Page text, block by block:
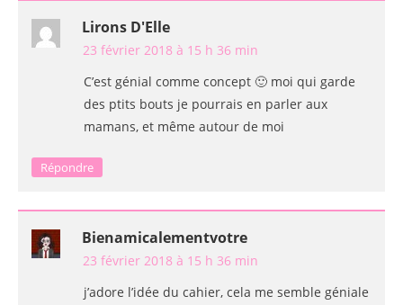
Lirons D'Elle
23 février 2018 à 15 h 36 min
C’est génial comme concept 🙂 moi qui garde
des ptits bouts je pourrais en parler aux
mamans, et même autour de moi
Répondre
Bienamicalementvotre
23 février 2018 à 15 h 36 min
j’adore l’idée du cahier, cela me semble géniale